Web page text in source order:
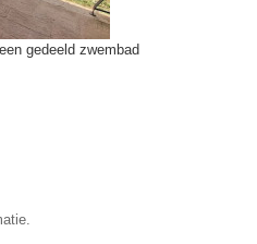
gedeeld zwembad